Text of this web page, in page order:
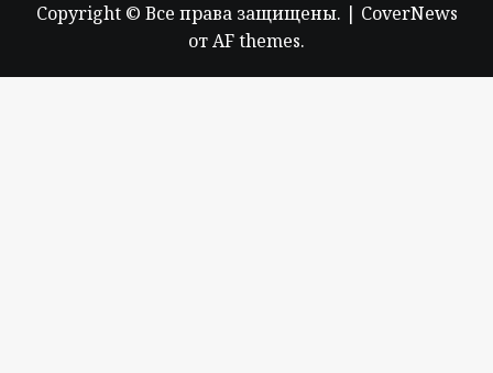
Copyright © Все права защищены. | CoverNews
от AF themes.